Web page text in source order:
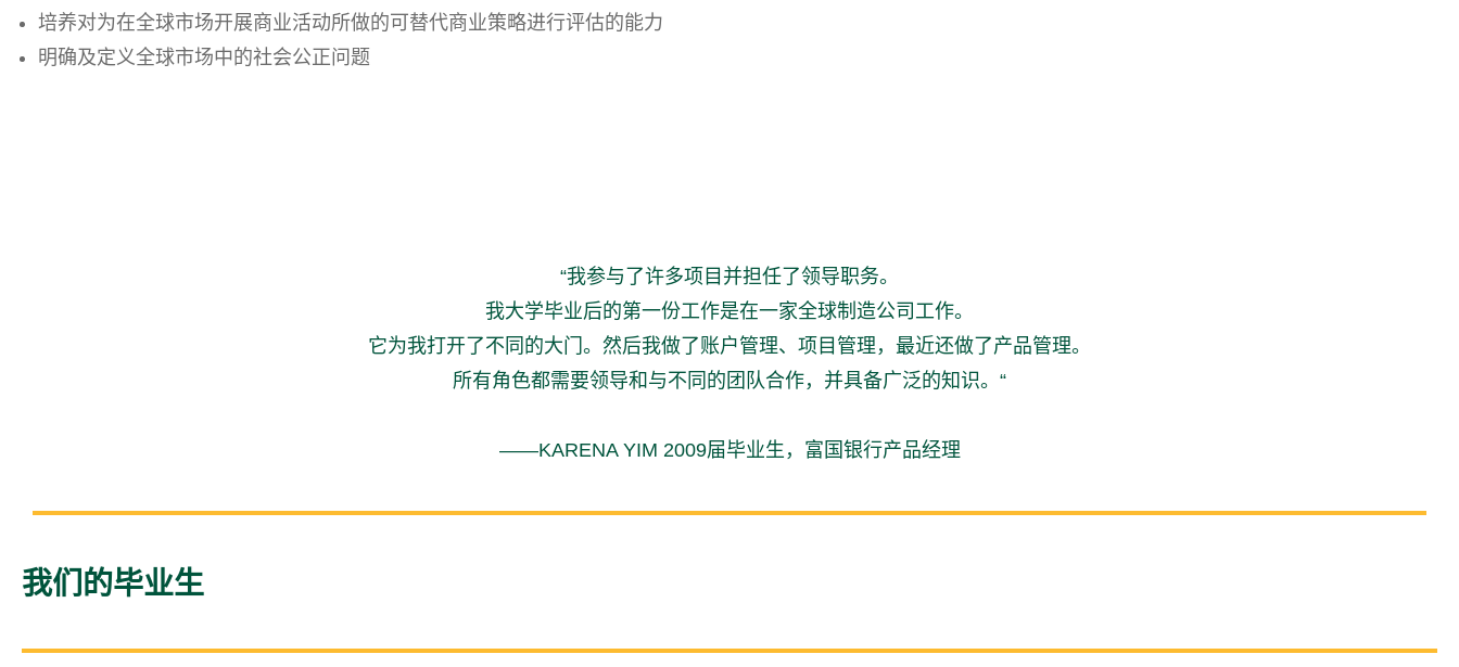
培养对为在全球市场开展商业活动所做的可替代商业策略进行评估的能力
明确及定义全球市场中的社会公正问题
“我参与了许多项目并担任了领导职务。
我大学毕业后的第一份工作是在一家全球制造公司工作。
它为我打开了不同的大门。然后我做了账户管理、项目管理，最近还做了产品管理。
所有角色都需要领导和与不同的团队合作，并具备广泛的知识。“
——KARENA YIM 2009届毕业生， 富国银行产品经理
我们的毕业生